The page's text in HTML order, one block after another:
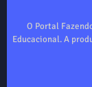
O Portal
Educacional. A